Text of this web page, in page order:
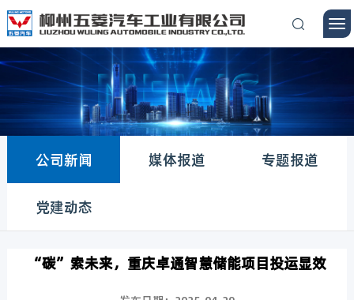
公司新闻 媒体报道 专题报道
党建动态
“碳”索未来，重庆卓通智慧储能项目投运显效